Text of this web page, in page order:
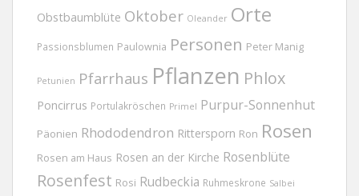
Obstbaumblüte Oktober Oleander Orte
Passionsblumen Paulownia Personen Peter Manig
Petunien Pfarrhaus Pflanzen Phlox
Poncirrus Portulakröschen Primel Purpur-Sonnenhut
Päonien Rhododendron Rittersporn Ron Rosen
Rosen am Haus Rosen an der Kirche Rosenblüte
Rosenfest Rosi Rudbeckia Ruhmeskrone Salbei